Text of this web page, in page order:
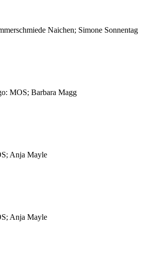
Naichen; Simone Sonnentag
MOS; Barbara Magg
Anja Mayle
Anja Mayle